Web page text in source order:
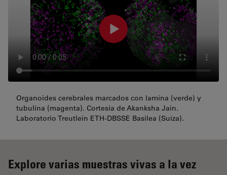
Organoides cerebrales marcados con lamina (verde) y
tubulina (magenta). Cortesía de Akanksha Jain.
Laboratorio Treutlein ETH-DBSSE Basilea (Suiza).
Explore varias muestras vivas a la vez